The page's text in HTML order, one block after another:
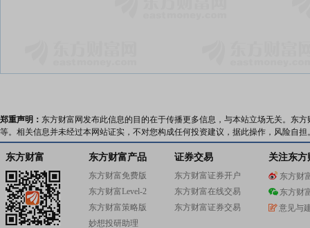
郑重声明： 东方财富网发布此信息的目的在于传播更多信息，与本站立场无关。东
等。相关信息并未经过本网站证实，不对您构成任何投资建议，据此操作，风险自担